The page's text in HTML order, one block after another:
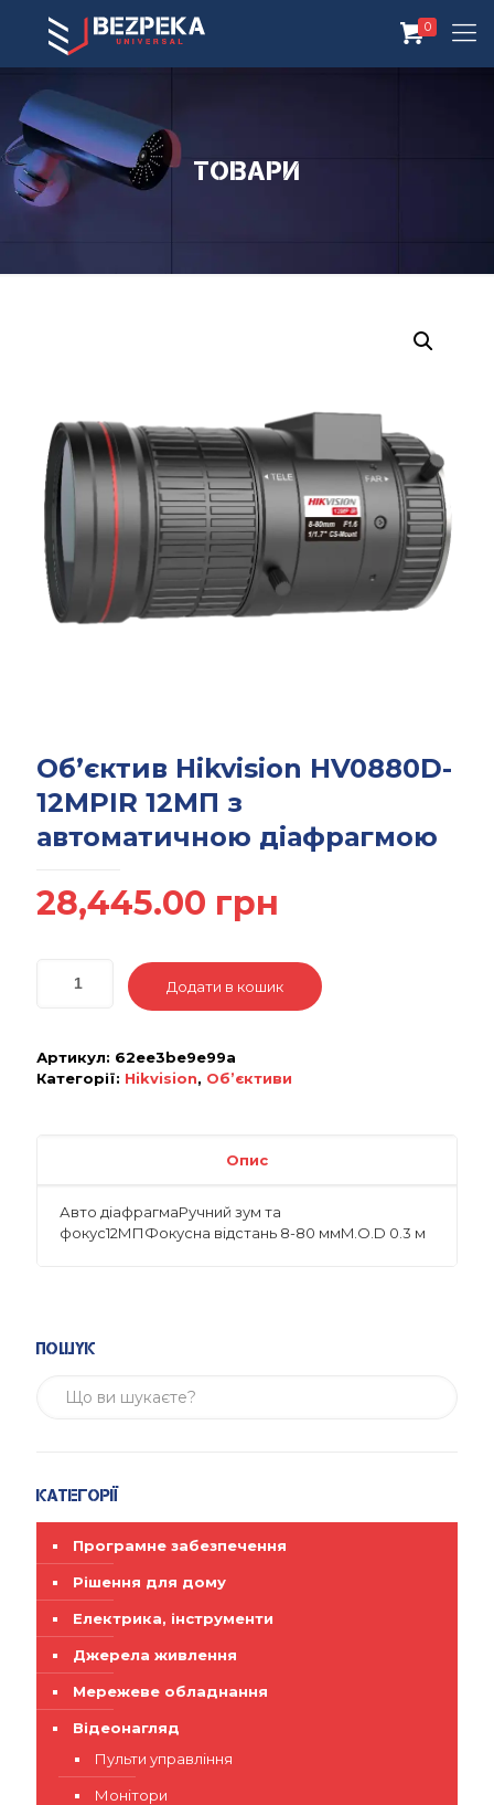
0
Товари
Об’єктив Hikvision HV0880D-
12MPIR 12МП з
автоматичною діафрагмою
28,445.00 грн
Додати в кошик
Артикул: 62ee3be9e99a
Категорії: Hikvision, Об’єктиви
Опис
Авто діафрагмаРучний зум та
фокус12МПФокусна відстань 8-80 ммM.O.D 0.3 м
Пошук
Категорії
Програмне забезпечення
Рішення для дому
Електрика, інструменти
Джерела живлення
Мережеве обладнання
Відеонагляд
Пульти управління
Монітори